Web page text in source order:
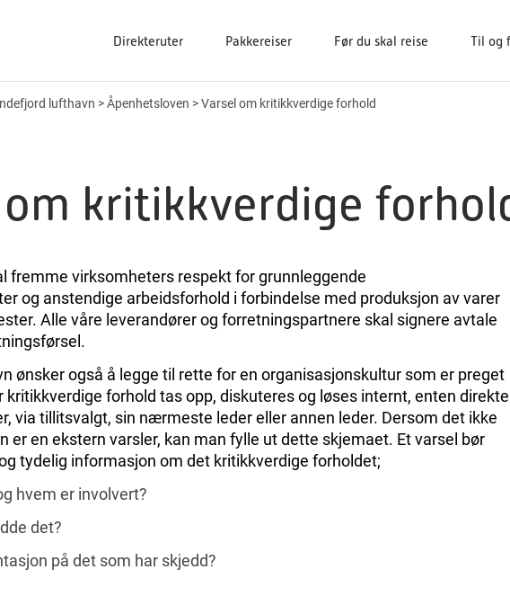
Direkteruter Pakkereiser Før du skal reise Til og
lufthavn >Åpenhetsloven >Varsel om kritikkverdige forhold
om kritikkverdige
fremme virksomheters respekt for grunnleggende
og anstendige arbeidsforhold i forbindelse med produksjon av varer
Alle våre leverandører og forretningspartnere skal signere avtale
ønsker også å legge til rette for en organisasjonskultur som er preget
kritikkverdige forhold tas opp, diskuteres og løses internt, enten direkte
via tillitsvalgt, sin nærmeste leder eller annen leder. Dersom det ikke
er en ekstern varsler, kan man fylle ut dette skjemaet. Et varsel bør
tydelig informasjon om det kritikkverdige forholdet;
hvem er involvert?
det?
på det som har skjedd?